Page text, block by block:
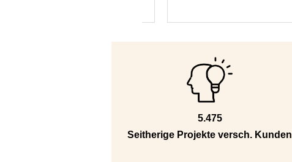
5.475
Seitherige Projekte versch. Kunden